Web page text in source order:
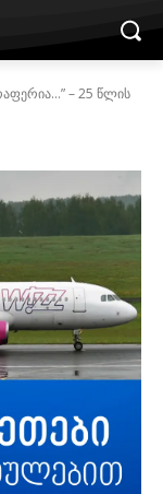
– 25 წლის